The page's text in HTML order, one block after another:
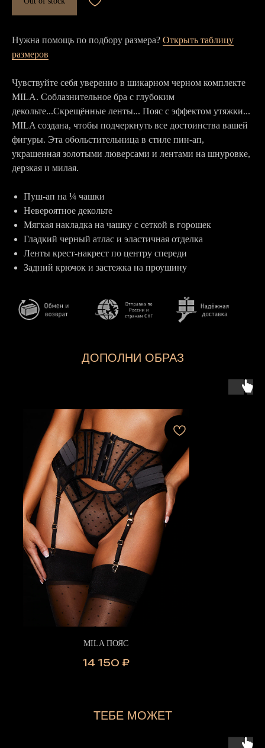
Нужна помощь по подбору размера? Открыть таблицу
размеров
Чувствуйте себя уверенно в шикарном черном комплекте
MILA. Соблазнительное бра с глубоким
декольте...Скрещённые ленты... Пояс с эффектом утяжки...
MILA создана, чтобы подчеркнуть все достоинства вашей
фигуры. Эта обольстительница в стиле пин-ап,
украшенная золотыми люверсами и лентами на шнуровке,
дерзкая и милая.
Пуш-ап на ¼ чашки
Невероятное декольте
Мягкая накладка на чашку с сеткой в горошек
Гладкий черный атлас и эластичная отделка
Ленты крест-накрест по центру спереди
Задний крючок и застежка на проушину
ДОПОЛНИ ОБРАЗ
MILA ПОЯС
14 150 ₽
ТЕБЕ МОЖЕТ